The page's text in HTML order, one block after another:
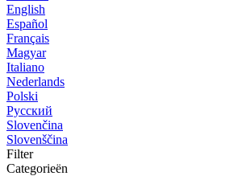
English
Español
Français
Magyar
Italiano
Nederlands
Polski
Русский
Slovenčina
Slovenščina
Filter
Categorieën